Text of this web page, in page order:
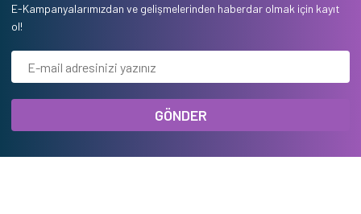
E-Kampanyalarımızdan ve gelişmelerinden haberdar olmak için kayıt
ol!
GÖNDER